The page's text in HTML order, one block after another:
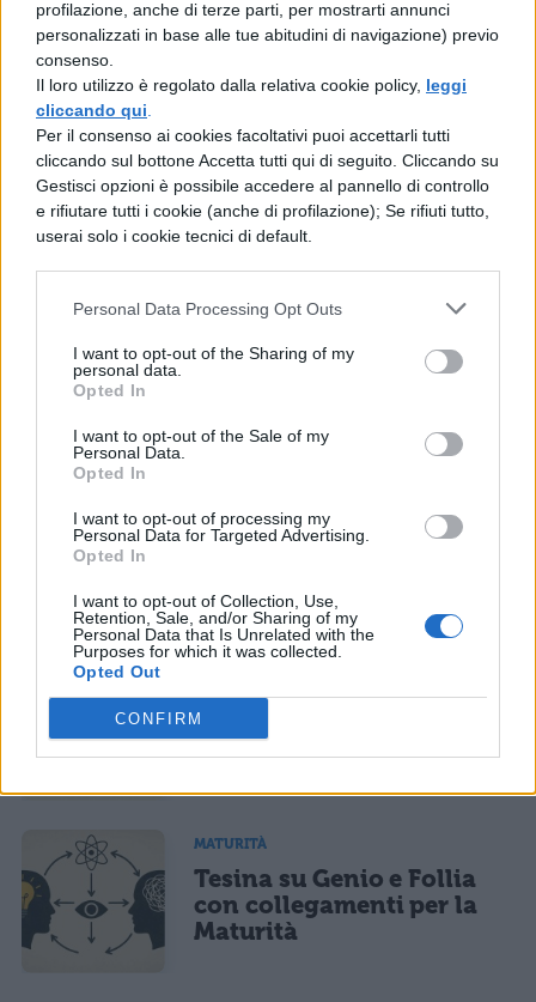
profilazione, anche di terze parti, per mostrarti annunci
personalizzati in base alle tue abitudini di navigazione) previo
consenso.
Il loro utilizzo è regolato dalla relativa cookie policy, leggi
cliccando qui
Per il consenso ai cookies facoltativi puoi accettarli tutti
cliccando sul bottone Accetta tutti qui di seguito. Cliccando su
Gestisci opzioni è possibile accedere al pannello di controllo
e rifiutare tutti i cookie (anche di profilazione); Se rifiuti tutto,
userai solo i cookie tecnici di default.
Personal Data Processing Opt Outs
I want to opt-out of the Sharing of my
personal data.
Opted In
I want to opt-out of the Sale of my
Personal Data.
Opted In
I want to opt-out of processing my
Personal Data for Targeted Advertising.
Opted In
I want to opt-out of Collection, Use,
Retention, Sale, and/or Sharing of my
Personal Data that Is Unrelated with the
Purposes for which it was collected.
Opted Out
CONFIRM
salvi i tuoi dati (nome, email) per il prossimo commento.
Ho letto e acconsento l'informativasulla privacy
marketing diretto con modalità automatizzate o tradizionali
CONFERMA E PUBBLICA
TI POTREBBE INTERESSARE
Tesina sulle stelle:
Tesina sull’Universo:
Tesina sullo sviluppo
sostenibile: collegamenti
per la Maturità
MATURITÀ
Tesina su Genio e Follia
con collegamenti per la
Maturità